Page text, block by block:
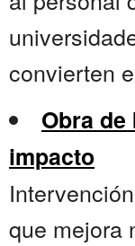
convierten
Obra
impacto
que mejora